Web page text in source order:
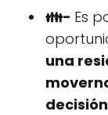
👪- Es
una